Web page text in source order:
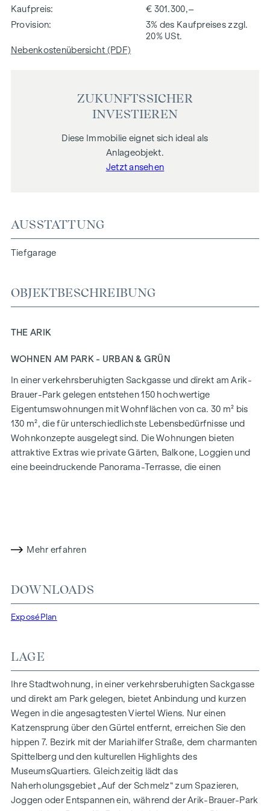
Kaufpreis
€ 301.300,–
Provision
3% des Kaufpreises zzgl.
20% USt.
Nebenkostenübersicht (PDF)
ZUKUNFTSSICHER
INVESTIEREN
Diese Immobilie eignet sich ideal als
Anlageobjekt.
Jetzt ansehen
AUSSTATTUNG
Tiefgarage
OBJEKTBESCHREIBUNG
THE ARIK
WOHNEN AM PARK - URBAN & GRÜN
In einer verkehrsberuhigten Sackgasse und direkt am Arik-
Brauer-Park gelegen entstehen 150 hochwertige
Eigentumswohnungen mit Wohnflächen von ca. 30 m² bis
130 m², die für unterschiedlichste Lebensbedürfnisse und
Wohnkonzepte ausgelegt sind. Die Wohnungen bieten
attraktive Extras wie private Gärten, Balkone, Loggien und
eine beeindruckende Panorama-Terrasse, die einen
garantieren eine nachhaltige und effiziente
Mehr Infos unter:WOHNEN AM PARK, 1160 Wien,
Herbststraße – Winegg
Wohnflächen von ca. 30 bis 130 m²
1- bis 4-Zimmerwohnungen
Gärten, Balkone, Loggien und Terrassen
Großzügige Raumhöhen
Tiefgaragenstellplätze | E-Mobilität
Innenhof Ruhelage
Photovoltaikanlage am Dach
Gemeinschaftsraum
ZUHAUSE ANKOMMEN
Mehr erfahren
DOWNLOADS
Exposé Plan
LAGE
Ihre Stadtwohnung, in einer verkehrsberuhigten Sackgasse
und direkt am Park gelegen, bietet Anbindung und kurzen
Wegen in die angesagtesten Viertel Wiens. Nur einen
Katzensprung über den Gürtel entfernt, erreichen Sie den
hippen 7. Bezirk mit der Mariahilfer Straße, dem charmanten
Spittelberg und den kulturellen Highlights des
MuseumsQuartiers. Gleichzeitig lädt das
Naherholungsgebiet „Auf der Schmelz“ zum Spazieren,
Joggen oder Entspannen ein, während der Arik-Brauer-Park